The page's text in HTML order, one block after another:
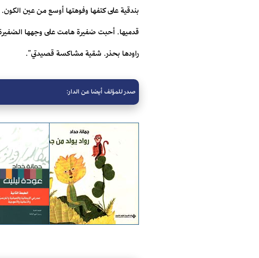
بندقية على كتفها وفوهتها أوسع من عين
قدميها. أحبت ضفيرة هامت على وجهها
راودها بحذر. شقية مشاكسة قصيدتي".
صدر للمؤلف أيضا عن الدار: